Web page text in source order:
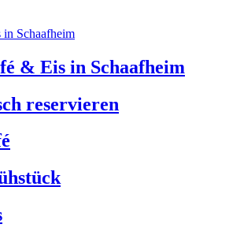
Schaafheim
& Eis in Schaafheim
reservieren